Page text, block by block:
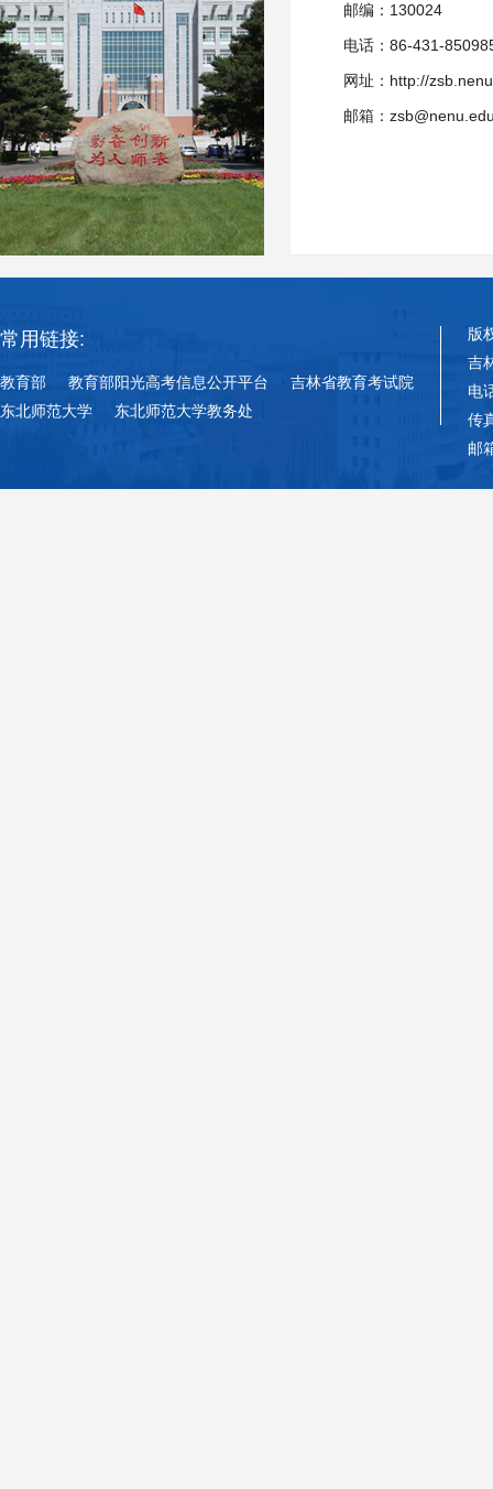
邮编：130024
电话：86-431-
网址：http://
邮箱：
常用链接:
教育部 教育部阳光高考信息公开平台
吉林省教育考试院
东北师范大学
东北师范大学教务处
版
吉
电
传
邮